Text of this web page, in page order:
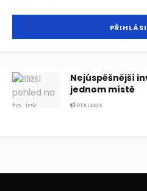
Nejúspěšnější
jednom místě
REKLAMA